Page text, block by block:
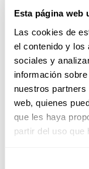
Esta página web
Las cookies de
el contenido y los
sociales y
información
nuestros
web, quienes
que les haya
partir del uso que
Chaque élément
respirer la féminité.
Robes de soirée
La sensualité et le
à fort impact. Pour
cocktail de jour,